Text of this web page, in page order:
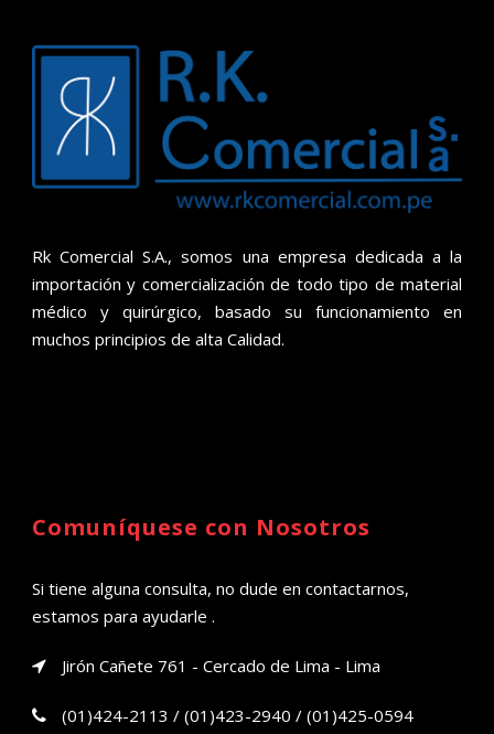
Rk Comercial S.A., somos una empresa dedicada a la
importación y comercialización de todo tipo de material
médico y quirúrgico, basado su funcionamiento en
muchos principios de alta Calidad.
Comuníquese con Nosotros
Si tiene alguna consulta, no dude en contactarnos,
estamos para ayudarle .
Jirón Cañete 761 - Cercado de Lima - Lima
(01)424-2113 / (01)423-2940 / (01)425-0594